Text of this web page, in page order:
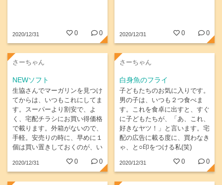
2020/12/31 0 0 2020/12/31 0 0
さーちゃん
NEWソフト
生協さんでマーガリンを見つけ
てからは、いつもこれにしてま
す。スーパーより割安で、よ
く、宅配チラシにお買い得価格
で載ります。外箱がないので、
手軽。安売りの時に、早めに１
個は買い置きしておくのが、い
つもの買い物スケジュール。
2020/12/31 0 0
さーちゃん
白身魚のフライ
子どもたちのお気に入りです。
男の子は、いつも２つ食べま
す。これを食卓に出すと、すぐ
に子どもたちが、「あ、これ、
好きなヤツ！」と言います。宅
配の広告に載る度に、買わなき
ゃ、と○印をつける私(笑)
2020/12/31 0 0